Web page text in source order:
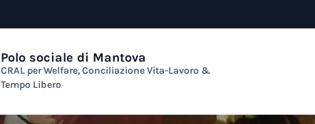
Polo sociale di Mantova
CRAL per Welfare, Conciliazione Vita-Lavoro &
Tempo Libero